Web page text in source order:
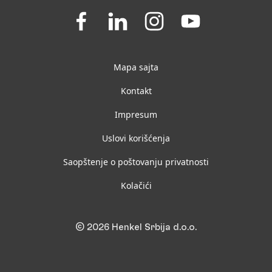
Join
Join
on
Join
on
Join
us
Mapa sajta
Kontakt
Impresum
Uslovi korišćenja
Saopštenje o poštovanju privatnosti
Kolačići
© 2026 Henkel Srbija d.o.o.